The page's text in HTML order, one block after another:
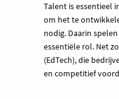
Talent is essentieel
om het te
nodig. Daarin
essentiële rol. Net
(EdTech), die
en competitief